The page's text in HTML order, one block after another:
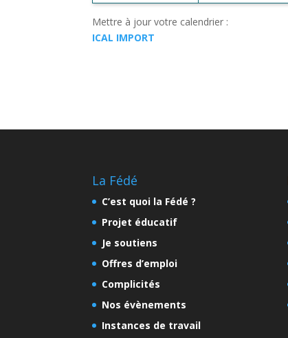
Mettre à jour votre calendrier :
ICAL IMPORT
La Fédé
C’est quoi la Fédé ?
Projet éducatif
Je soutiens
Offres d’emploi
Complicités
Nos évènements
Instances de travail